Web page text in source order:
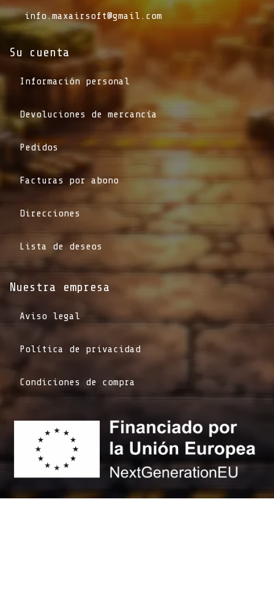
info.maxairsoft@gmail.com
Su cuenta
Información personal
Devoluciones de mercancía
Pedidos
Facturas por abono
Direcciones
Lista de deseos
Nuestra empresa
Aviso legal
Política de privacidad
Condiciones de compra